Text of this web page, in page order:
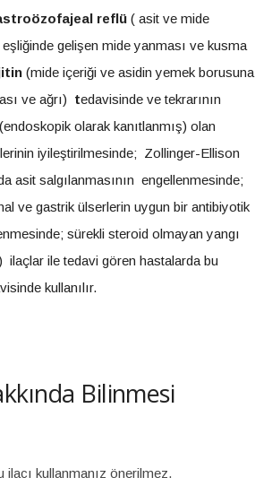
reflü( asit ve mide
gelişen mide yanması ve kusma
(mide içeriği ve asidin yemek borusuna
ve ağrı) tedavisinde ve tekrarının
olarak kanıtlanmış) olan
iyileştirilmesinde; Zollinger-Ellison
asit salgılanmasının engellenmesinde;
ve gastrik ülserlerin uygun bir antibiyotik
sürekli steroid olmayan yangı
ile tedavi gören hastalarda bu
kullanılır.
Bilinmesi
ilacı kullanmanız önerilmez.